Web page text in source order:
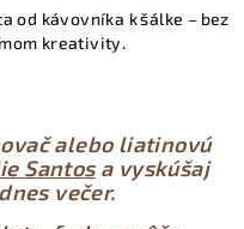
od kávovníka k šálke – bez
kreativity.
alebo liatinovú
Santosa vyskúšaj
večer.